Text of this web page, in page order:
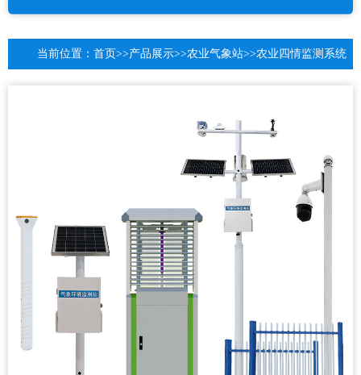
当前位置： 首页>>产品展示>>农业气象站>>农业四情监测系统